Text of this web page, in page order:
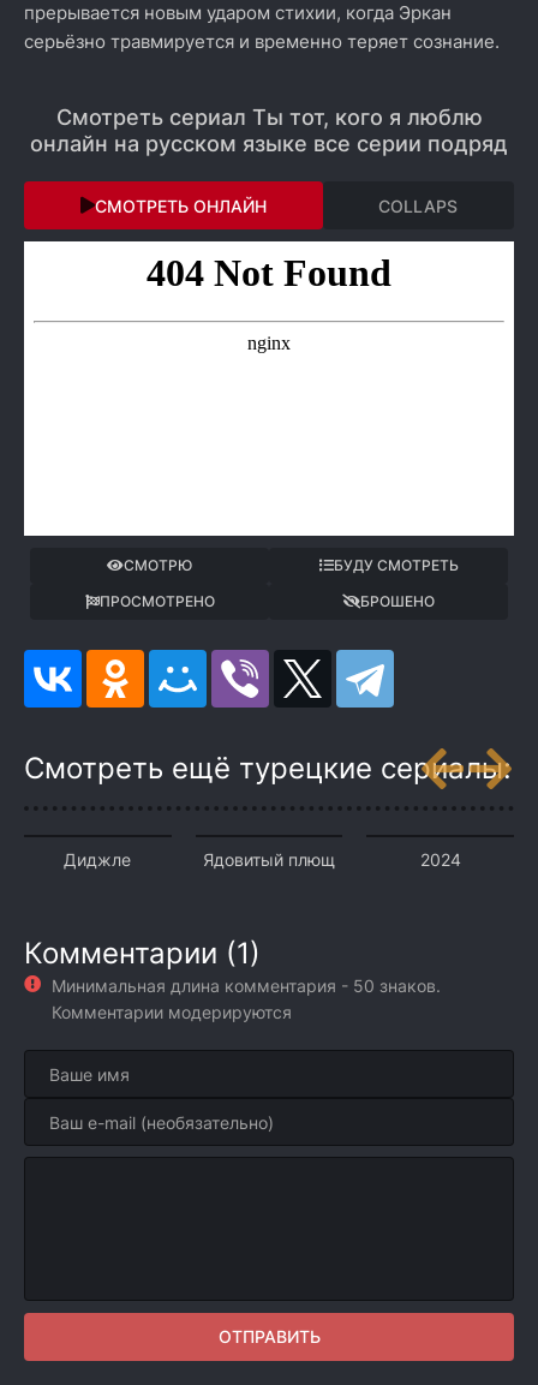
прерывается новым ударом стихии, когда Эркан
серьёзно травмируется и временно теряет сознание.
Смотреть сериал Ты тот, кого я люблю
онлайн на русском языке все серии подряд
СМОТРЕТЬ ОНЛАЙН COLLAPS
СМОТРЮ
БУДУ СМОТРЕТЬ
ПРОСМОТРЕНО
БРОШЕНО
Смотреть ещё турецкие сериалы:
Диджле Ядовитый плющ 2024
Комментарии (1)
Минимальная длина комментария - 50 знаков.
Комментарии модерируются
ОТПРАВИТЬ